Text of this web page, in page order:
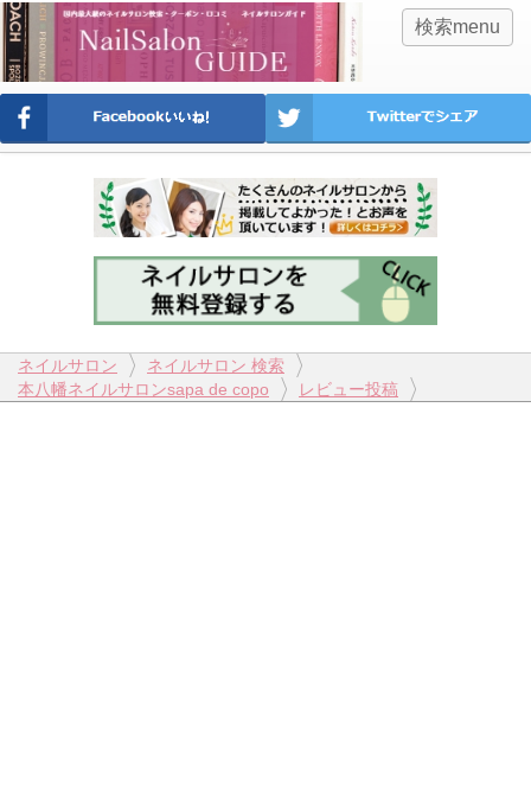
検索menu
ネイルサロン
ネイルサロン 検索
本八幡ネイルサロンsapa de copo
レビュー投稿